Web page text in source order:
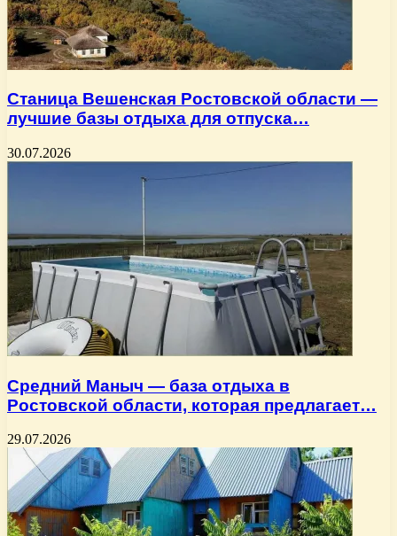
Станица Вешенская Ростовской области —
лучшие базы отдыха для отпуска…
30.07.2026
Средний Маныч — база отдыха в
Ростовской области, которая предлагает…
29.07.2026